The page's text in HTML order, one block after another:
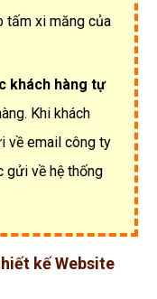
tấm xi măng của
khách hàng tự
Khi khách
về email công ty
gửi về hệ thống
kế Website